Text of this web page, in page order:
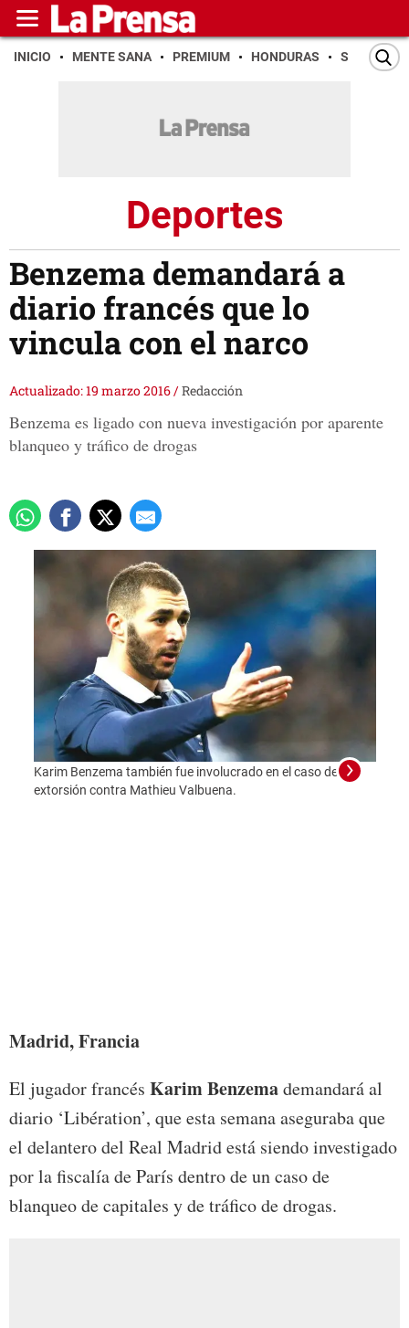
INICIO MENTE SANA PREMIUM HONDURAS SAN PEDRO
Deportes
Benzema demandará a
diario francés que lo
vincula con el narco
Actualizado: 19 marzo 2016/Redacción
Benzema es ligado con nueva investigación por aparente
blanqueo y tráfico de drogas
Karim Benzema también fue involucrado en el caso de
extorsión contra Mathieu Valbuena.
Madrid, Francia
El jugador francés Karim Benzemademandará al
diario ‘Libération’, que esta semana aseguraba que
el delantero del Real Madrid está siendo investigado
por la fiscalía de París dentro de un caso de
blanqueo de capitales y de tráfico de drogas.